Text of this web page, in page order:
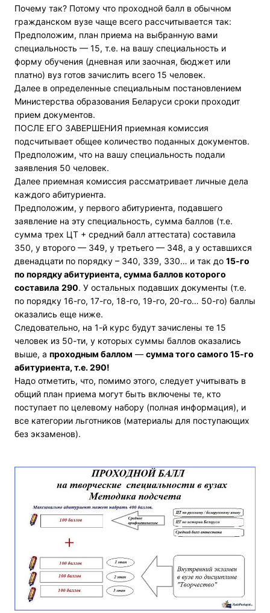
Почему так? Потому что проходной балл в обычном
гражданском вузе чаще всего рассчитывается так:
Предположим, план приема на выбранную вами
специальность — 15, т.е. на вашу специальность и
форму обучения (дневная или заочная, бюджет или
платно) вуз готов зачислить всего 15 человек.
Далее в определенные специальным постановлением
Министерства образования Беларуси сроки проходит
прием документов.
ПОСЛЕ ЕГО ЗАВЕРШЕНИЯ приемная комиссия
подсчитывает общее количество поданных документов.
Предположим, что на вашу специальность подали
заявления 50 человек.
Далее приемная комиссия рассматривает личные дела
каждого абитуриента.
Предположим, у первого абитуриента, подавшего
заявление на эту специальность, сумма баллов (т.е.
сумма трех ЦТ + средний балл аттестата) составила
350, у второго — 349, у третьего — 348, а у оставшихся
двенадцати по порядку – 340, 339, 330… и так до 15-го
по порядку абитуриента, сумма баллов которого
составила 290. У остальных подавших документы (т.е.
по порядку 16-го, 17-го, 18-го, 19-го, 20-го… 50-го) баллы
оказались еще ниже.
Следовательно, на 1-й курс будут зачислены те 15
человек из 50-ти, у которых суммы баллов оказались
выше, а проходным баллом — сумма того самого 15-го
абитуриента, т.е. 290!
Надо отметить, что, помимо этого, следует учитывать в
общий план приема могут быть включены те, кто
поступает по целевому набору (полная информация), и
все категории льготников (материалы для поступающих
без экзаменов).